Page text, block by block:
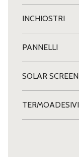
INCHIOSTRI
PANNELLI
SOLAR SCREEN
TERMOADESIVI